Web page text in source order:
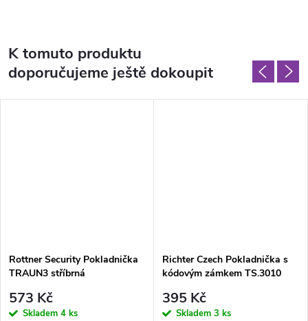
K tomuto produktu
doporučujeme ještě dokoupit
Rottner Security Pokladnička
TRAUN3 stříbrná
573 Kč
Skladem 4 ks
Richter Czech Pokladnička s
kódovým zámkem TS.3010
395 Kč
Skladem 3 ks